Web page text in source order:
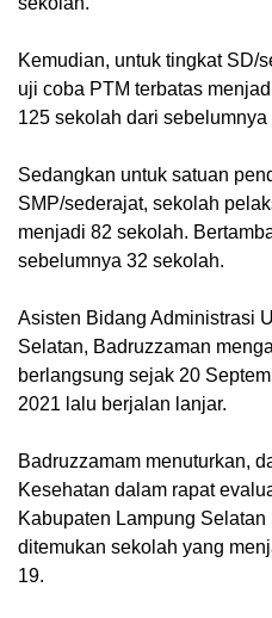
Kemudian, untuk tingkat SD/
uji coba PTM terbatas
125 sekolah dari
Sedangkan untuk satuan
SMP/sederajat, sekolah
menjadi 82 sekolah.
sebelumnya 32 sekolah.
Asisten Bidang Administrasi
Selatan, Badruzzaman
berlangsung sejak 20
2021 lalu berjalan lanjar.
Badruzzamam menuturkan,
Kesehatan dalam rapat
Kabupaten Lampung
ditemukan sekolah yang
19.